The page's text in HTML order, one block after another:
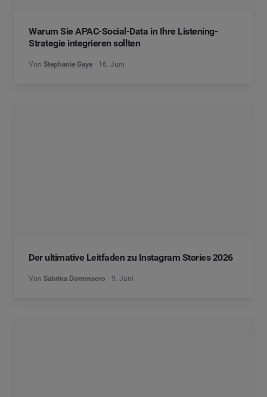
Warum Sie APAC-Social-Data in Ihre Listening-
Strategie integrieren sollten
Von Stephanie Gaye 16. Juni
Der ultimative Leitfaden zu Instagram Stories 2026
Von Sabrina Dorronsoro 9. Juni